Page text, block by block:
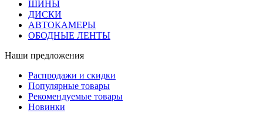
ШИНЫ
ДИСКИ
АВТОКАМЕРЫ
ОБОДНЫЕ ЛЕНТЫ
Наши предложения
Распродажи и скидки
Популярные товары
Рекомендуемые товары
Новинки